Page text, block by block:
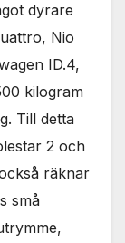
dyrare
Nio
ID.4,
kilogram
Till detta
2 och
räknar
små
ska